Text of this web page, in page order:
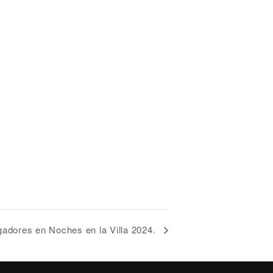
en Noches en la Villa 2024.